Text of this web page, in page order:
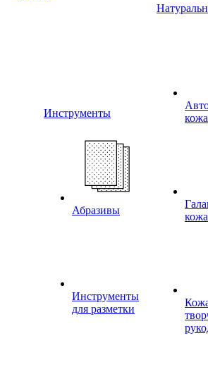
Инструменты
Абразивы
Инструменты
для разметки
кожа
кожа